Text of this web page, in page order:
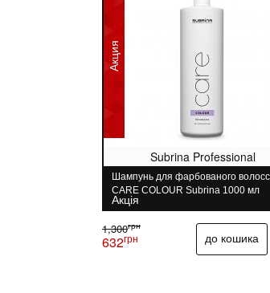
Акция
Subrina Professional
Шампунь для фарбованого
CARE COLOUR Subrina 1000 мл
Акція
1,300грн
632грн